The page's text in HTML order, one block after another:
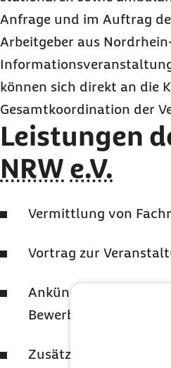
Anfrage und im Auftrag
Arbeitgeber aus
können sich direkt an die
Gesamtkoordination der
Leistungen
NRW e.V.
Vermittlung von
Vortrag zur
Ankündigungstexte
Bewerbung der
Zusätzlich bei der